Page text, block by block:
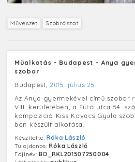
Művészet Szobrászat
Műalkotás - Budapest - Anya
szobor
Budapest, 2015. július 25.
Az Anya gyermekével című szobor
VIII. kerületében, a Futó utca 54.
kompozíció Kiss Kovács Gyula
ben készült alkotása.
Készítette:Róka László
Tulajdonos:Róka László
Fájlnév:BD_RKL201507250004